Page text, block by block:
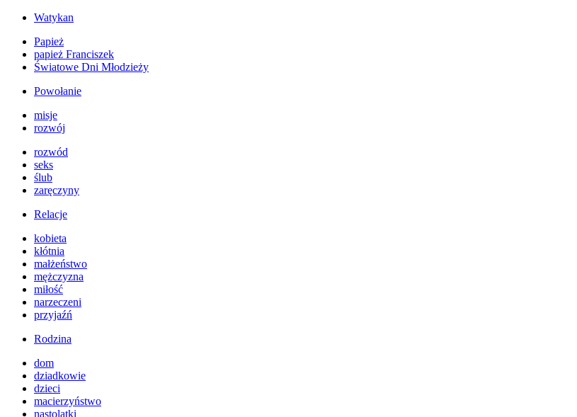
Watykan
Papież
papież Franciszek
Światowe Dni Młodzieży
Powołanie
misje
rozwój
rozwód
seks
ślub
zaręczyny
Relacje
kobieta
kłótnia
małżeństwo
mężczyzna
miłość
narzeczeni
przyjaźń
Rodzina
dom
dziadkowie
dzieci
macierzyństwo
nastolatki